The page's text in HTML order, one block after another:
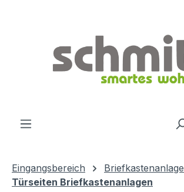
Eingangsbereich
Türseiten Briefkastenanlagen